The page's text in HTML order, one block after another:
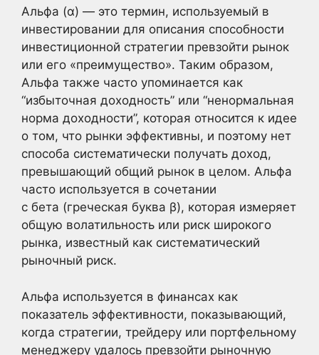
Альфа (α) — это термин, используемый в
инвестировании для описания способности
инвестиционной стратегии превзойти рынок
или его «преимущество». Таким образом,
Альфа также часто упоминается как
“избыточная доходность” или “ненормальная
норма доходности”, которая относится к идее
о том, что рынки эффективны, и поэтому нет
способа систематически получать доход,
превышающий общий рынок в целом. Альфа
часто используется в сочетании
с бета (греческая буква β), которая измеряет
общую волатильность или риск широкого
рынка, известный как систематический
рыночный риск.
Альфа используется в финансах как
показатель эффективности, показывающий,
когда стратегии, трейдеру или портфельному
менеджеру удалось превзойти рыночную